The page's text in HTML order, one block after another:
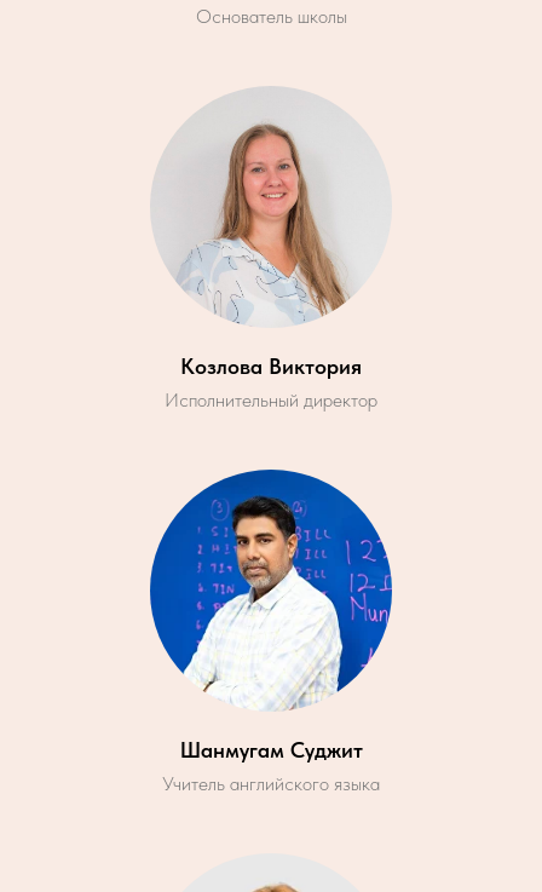
Основатель школы
Козлова Виктория
Исполнительный директор
Шанмугам Суджит
Учитель английского языка